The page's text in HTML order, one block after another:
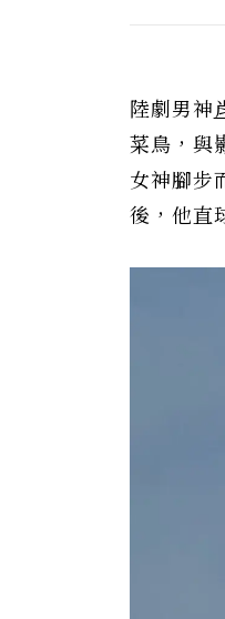
陸劇男神
菜鳥，與
女神腳步
後，他直